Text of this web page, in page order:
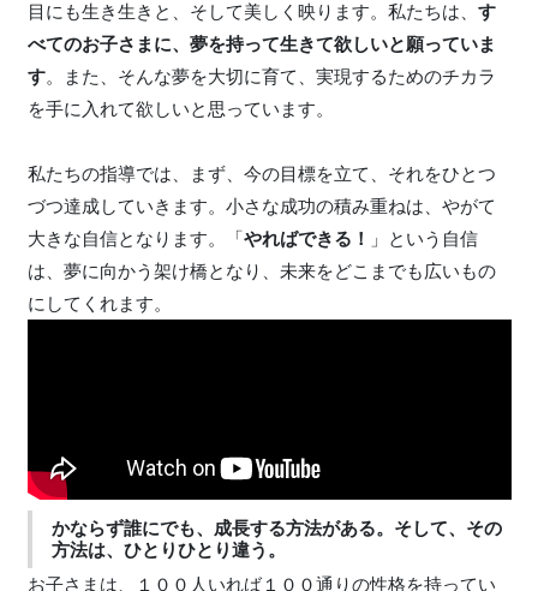
目にも生き生きと、そして美しく映ります。私たちは、 す
べてのお子さまに、夢を持って生きて欲しいと願っていま
す。また、そんな夢を大切に育て、実現するためのチカラ
を手に入れて欲しいと思っています。
私たちの指導では、まず、今の目標を立て、それをひとつ
づつ達成していきます。小さな成功の積み重ねは、やがて
大きな自信となります。「やればできる！
」という自信
は、夢に向かう架け橋となり、未来をどこまでも広いもの
にしてくれます。
かならず誰にでも、成長する方法がある。そして、その
方法は、ひとりひとり違う。
お子さまは、１００人いれば１００通りの性格を持ってい